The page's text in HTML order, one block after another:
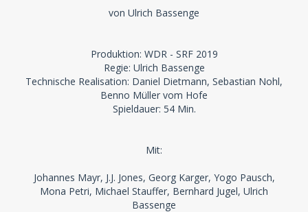
von Ulrich Bassenge
Produktion: WDR - SRF 2019
Regie: Ulrich Bassenge
Technische Realisation: Daniel Dietmann, Sebastian Nohl,
Benno Müller vom Hofe
Spieldauer: 54 Min.
Mit:
Johannes Mayr, J.J. Jones, Georg Karger, Yogo Pausch,
Mona Petri, Michael Stauffer, Bernhard Jugel, Ulrich
Bassenge